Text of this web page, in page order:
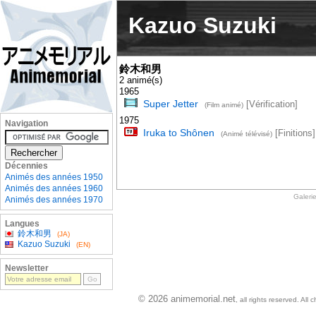
Kazuo Suzuki
鈴木和男
2 animé(s)
1965
Super Jetter (Film animé)[Vérification]
1975
Iruka to Shônen (Animé télévisé)[Finitions]
Galerie
Navigation
Décennies
Animés des années 1950
Animés des années 1960
Animés des années 1970
Langues
鈴木和男
(JA)
Kazuo Suzuki (EN)
Newsletter
© 2026 animemorial.net , all rights reserved. All